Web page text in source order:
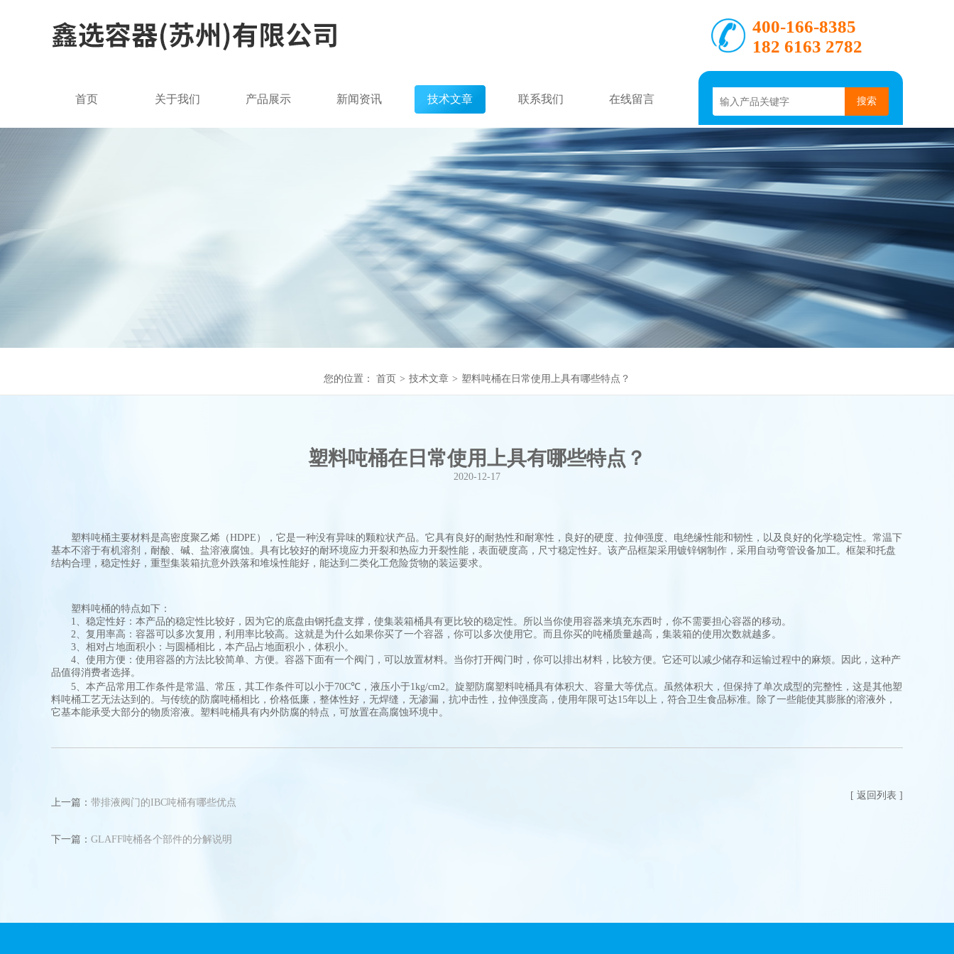
400-166-8385
182 6163 2782
首页 关于我们 产品展示 新闻资讯 技术文章 联系我们 在线留言
您的位置： 首页 > 技术文章 > 塑料吨桶在日常使用上具有哪些特点？
塑料吨桶在日常使用上具有哪些特点？
2020-12-17
塑料吨桶主要材料是高密度聚乙烯（HDPE），它是一种没有异味的颗粒状产品。它具有良好的耐热性和耐寒性，良好的硬度、拉伸强度、电绝缘性能和韧性，以及良好的化学稳定性。常温下
基本不溶于有机溶剂，耐酸、碱、盐溶液腐蚀。具有比较好的耐环境应力开裂和热应力开裂性能，表面硬度高，尺寸稳定性好。该产品框架采用镀锌钢制作，采用自动弯管设备加工。框架和托盘
结构合理，稳定性好，重型集装箱抗意外跌落和堆垛性能好，能达到二类化工危险货物的装运要求。
塑料吨桶的特点如下：
1、稳定性好：本产品的稳定性比较好，因为它的底盘由钢托盘支撑，使集装箱桶具有更比较的稳定性。所以当你使用容器来填充东西时，你不需要担心容器的移动。
2、复用率高：容器可以多次复用，利用率比较高。这就是为什么如果你买了一个容器，你可以多次使用它。而且你买的吨桶质量越高，集装箱的使用次数就越多。
3、相对占地面积小：与圆桶相比，本产品占地面积小，体积小。
4、使用方便：使用容器的方法比较简单、方便。容器下面有一个阀门，可以放置材料。当你打开阀门时，你可以排出材料，比较方便。它还可以减少储存和运输过程中的麻烦。因此，这种产
品值得消费者选择。
5、本产品常用工作条件是常温、常压，其工作条件可以小于70C℃，液压小于1kg/cm2。旋塑防腐塑料吨桶具有体积大、容量大等优点。虽然体积大，但保持了单次成型的完整性，这是其他塑
料吨桶工艺无法达到的。与传统的防腐吨桶相比，价格低廉，整体性好，无焊缝，无渗漏，抗冲击性，拉伸强度高，使用年限可达15年以上，符合卫生食品标准。除了一些能使其膨胀的溶液外，
它基本能承受大部分的物质溶液。塑料吨桶具有内外防腐的特点，可放置在高腐蚀环境中。
上一篇： 带排液阀门的IBC吨桶有哪些优点
下一篇： GLAFF吨桶各个部件的分解说明
[ 返回列表 ]